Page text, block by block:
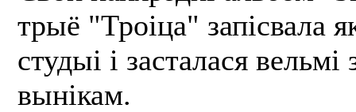
трыё "Троіца" запісвала
студыі і засталася вельмі
вынікам.